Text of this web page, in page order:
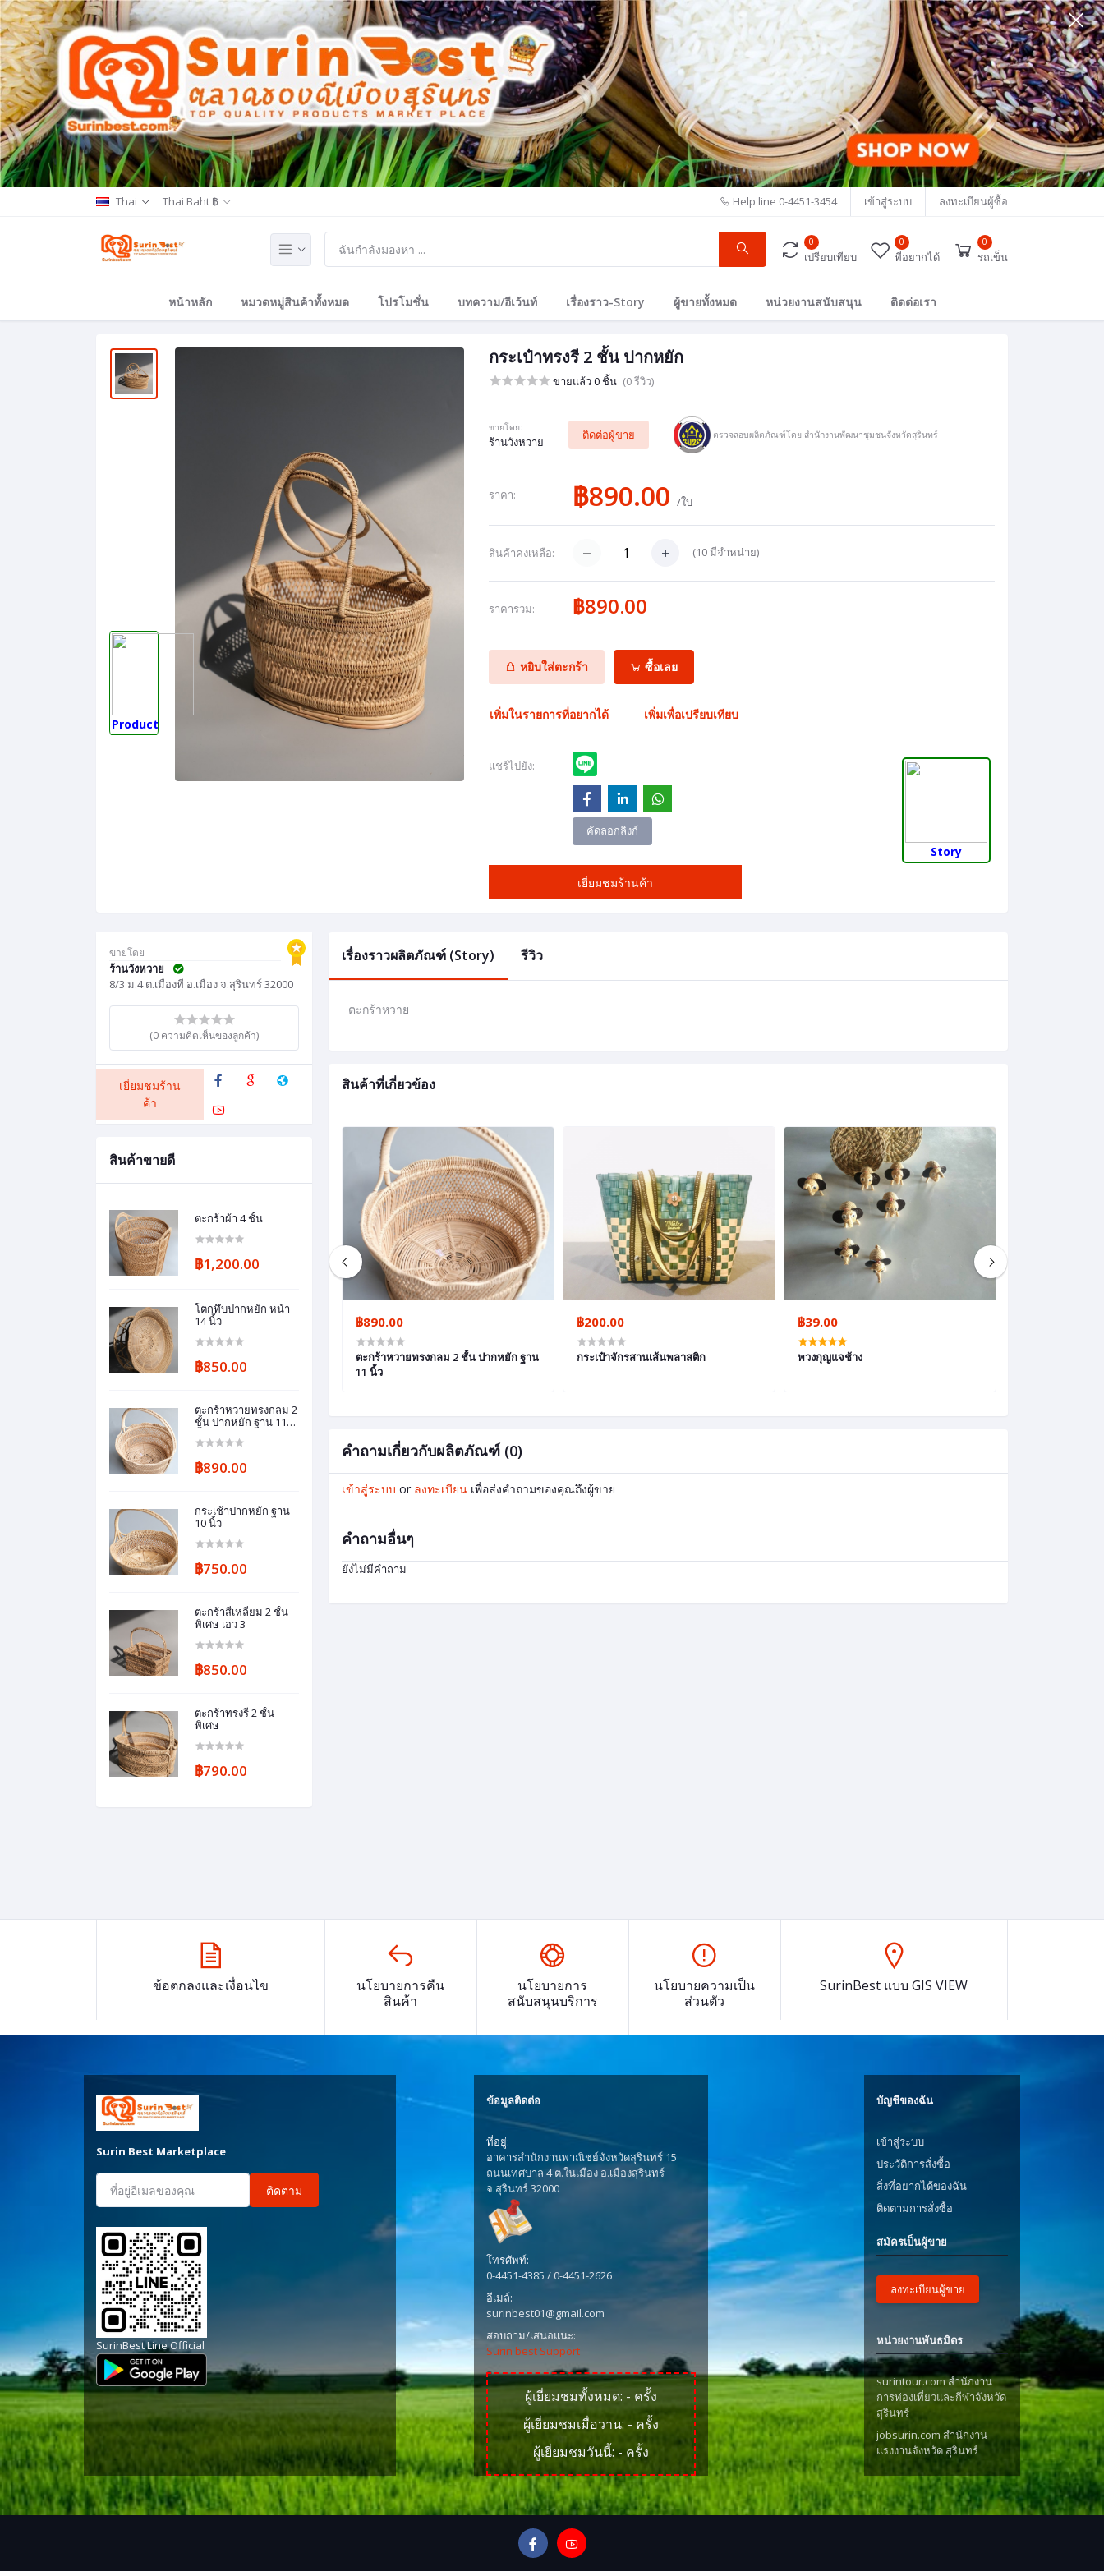
Thai Thai Baht ฿ Help line 0-4451-3454 เข้าสู่ระบบ ลงทะเบียนผู้ซื้อ
0
เปรียบเทียบ
0
ที่อยากได้
0
รถเข็น
หน้าหลัก หมวดหมู่สินค้าทั้งหมด โปรโมชั่น บทความ/อีเว้นท์ เรื่องราว-Story ผู้ขายทั้งหมด หน่วยงานสนับสนุน ติดต่อเรา
Product
กระเป๋าทรงรี 2 ชั้น ปากหยัก
ขายแล้ว 0 ชิ้น (0 รีวิว)
ขายโดย:
ร้านวังหวาย
ติดต่อผู้ขาย ตรวจสอบผลิตภัณฑ์โดย:สำนักงานพัฒนาชุมชนจังหวัดสุรินทร์
ราคา: ฿890.00/ใบ
สินค้าคงเหลือ: (10มีจำหน่าย)
ราคารวม: ฿890.00
หยิบใส่ตะกร้า ซื้อเลย
เพิ่มในรายการที่อยากได้ เพิ่มเพื่อเปรียบเทียบ
แชร์ไปยัง:
คัดลอกลิงก์
เยี่ยมชมร้านค้า
Story
ขายโดย
ร้านวังหวาย
8/3 ม.4 ต.เมืองที อ.เมือง จ.สุรินทร์ 32000
(0 ความคิดเห็นของลูกค้า)
เยี่ยมชมร้าน
ค้า
สินค้าขายดี
ตะกร้าผ้า 4 ชั้น
฿1,200.00
โตกทึบปากหยัก หน้า
14 นิ้ว
฿850.00
ตะกร้าหวายทรงกลม 2
ชั้น ปากหยัก ฐาน 11
฿890.00
กระเช้าปากหยัก ฐาน
10 นิ้ว
฿750.00
ตะกร้าสี่เหลี่ยม 2 ชั้น
พิเศษ เอว 3
฿850.00
ตะกร้าทรงรี 2 ชั้น
พิเศษ
฿790.00
เรื่องราวผลิตภัณฑ์ (Story) รีวิว
ตะกร้าหวาย
สินค้าที่เกี่ยวข้อง
฿375.00
ตะกร้าสาน
฿890.00
ตะกร้าหวายทรงกลม 2 ชั้น ปากหยัก ฐาน
11 นิ้ว
฿200.00
กระเป๋าจักรสานเส้นพลาสติก
฿39.00
พวงกุญแจช้าง
คำถามเกี่ยวกับผลิตภัณฑ์ (0)
เข้าสู่ระบบ or ลงทะเบียน เพื่อส่งคำถามของคุณถึงผู้ขาย
คำถามอื่นๆ
ยังไม่มีคำถาม
ข้อตกลงและเงื่อนไข
นโยบายการคืน
สินค้า
นโยบายการ
สนับสนุนบริการ
นโยบายความเป็น
ส่วนตัว
SurinBest แบบ GIS VIEW
Surin Best Marketplace
ติดตาม
SurinBest Line Official
ข้อมูลติดต่อ
ที่อยู่:
อาคารสำนักงานพาณิชย์จังหวัดสุรินทร์ 15
ถนนเทศบาล 4 ต.ในเมือง อ.เมืองสุรินทร์
จ.สุรินทร์ 32000
โทรศัพท์:
0-4451-4385 / 0-4451-2626
อีเมล์:
surinbest01@gmail.com
สอบถาม/เสนอแนะ:
Surin best Support
ผู้เยี่ยมชมทั้งหมด: - ครั้ง
ผู้เยี่ยมชมเมื่อวาน: -ครั้ง
ผู้เยี่ยมชมวันนี้: - ครั้ง
บัญชีของฉัน
เข้าสู่ระบบ
ประวัติการสั่งซื้อ
สิ่งที่อยากได้ของฉัน
ติดตามการสั่งซื้อ
สมัครเป็นผู้ขาย
ลงทะเบียนผู้ขาย
หน่วยงานพันธมิตร
surintour.com สำนักงาน
การท่องเที่ยวและกีฬาจังหวัด
สุรินทร์
jobsurin.com สำนักงาน
แรงงานจังหวัด สุรินทร์